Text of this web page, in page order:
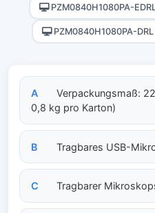
PZM0840H1080PA-
PZM0840H1080PA-
A
Verpackungsmaß:
0,8 kg pro Karton)
B Tragbares USB-
C Tragbarer